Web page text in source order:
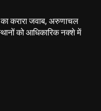
करारा जवाब, अरुणाचल
को आधिकारिक नक्शे में